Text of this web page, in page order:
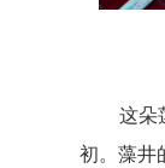
这朵莲
初。藻井